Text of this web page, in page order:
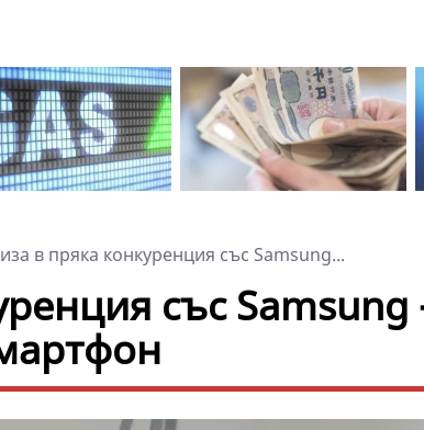
в пряка конкуренция със Samsung...
със Samsung